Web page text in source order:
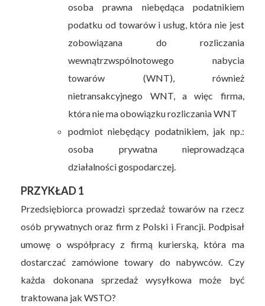
osoba prawna niebędąca podatnikiem
podatku od towarów i usług, która nie jest
zobowiązana do rozliczania
wewnątrzwspólnotowego nabycia
towarów (WNT), również
nietransakcyjnego WNT, a więc firma,
która nie ma obowiązku rozliczania WNT
podmiot niebędący podatnikiem, jak np.:
osoba prywatna nieprowadząca
działalności gospodarczej.
PRZYKŁAD 1
Przedsiębiorca prowadzi sprzedaż towarów na rzecz
osób prywatnych oraz firm z Polski i Francji. Podpisał
umowę o współpracy z firmą kurierską, która ma
dostarczać zamówione towary do nabywców. Czy
każda dokonana sprzedaż wysyłkowa może być
traktowana jak WSTO?